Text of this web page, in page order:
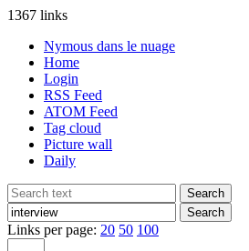
1367 links
Nymous dans le nuage
Home
Login
RSS Feed
ATOM Feed
Tag cloud
Picture wall
Daily
Links per page: 20 50 100